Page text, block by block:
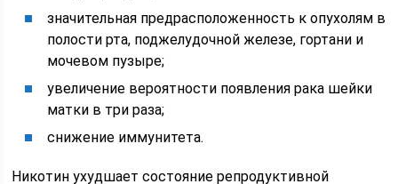
значительная предрасположенность к опухолям в
полости рта, поджелудочной железе, гортани и
мочевом пузыре;
увеличение вероятности появления рака шейки
матки в три раза;
снижение иммунитета.
Никотин ухудшает состояние репродуктивной